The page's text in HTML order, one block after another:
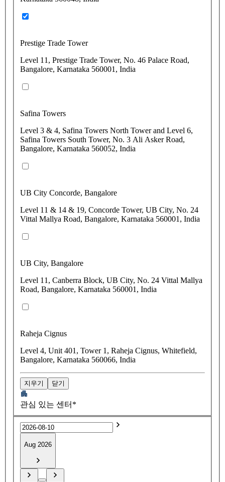
Prestige Trade Tower
Level 11, Prestige Trade Tower, No. 46 Palace Road,
Bangalore, Karnataka 560001, India
Safina Towers
Level 3 & 4, Safina Towers North Tower and Level 6,
Safina Towers South Tower, No. 3 Ali Asker Road,
Bangalore, Karnataka 560052, India
UB City Concorde, Bangalore
Level 11 & 14 & 19, Concorde Tower, UB City, No. 24
Vittal Mallya Road, Bangalore, Karnataka 560001, India
UB City, Bangalore
Level 11, Canberra Block, UB City, No. 24 Vittal Mallya
Road, Bangalore, Karnataka 560001, India
Raheja Cignus
Level 4, Unit 401, Tower 1, Raheja Cignus, Whitefield,
Bangalore, Karnataka 560066, India
지우기 닫기
관심 있는 센터*
Aug 2026